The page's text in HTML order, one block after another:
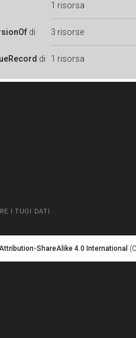
1 risorsa
di 3 risorse
di 1 risorsa
I TUOI DATI
ShareAlike 4.0 International